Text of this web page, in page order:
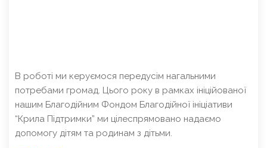
В роботі ми керуємося передусім нагальними
потребами громад. Цього року в рамках ініційованої
нашим Благодійним Фондом Благодійної ініціативи
“Крила Підтримки” ми цілеспрямовано надаємо
допомогу дітям та родинам з дітьми.